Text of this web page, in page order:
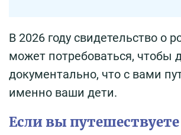
В 2026 году свидетельство о
может потребоваться, чтобы
документально, что с вами
именно ваши дети.
Если вы